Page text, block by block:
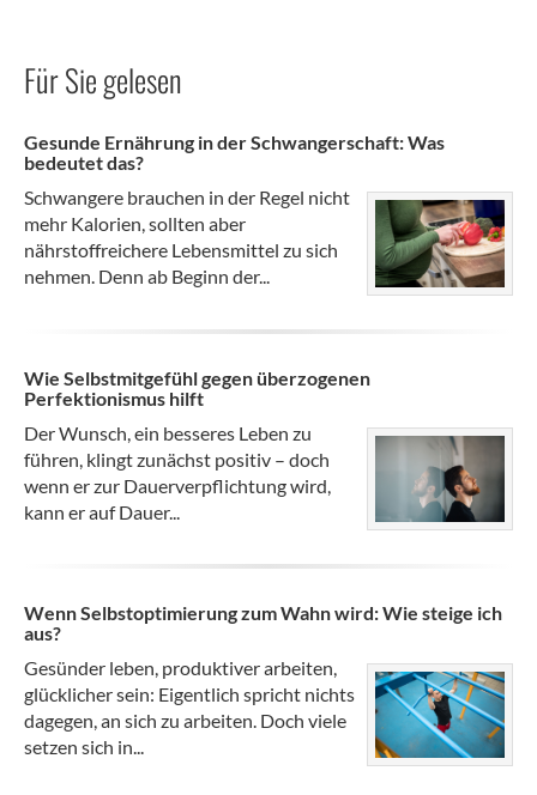
Für Sie gelesen
Gesunde Ernährung in der Schwangerschaft: Was
bedeutet das?
Schwangere brauchen in der Regel nicht
mehr Kalorien, sollten aber
nährstoffreichere Lebensmittel zu sich
nehmen. Denn ab Beginn der...
Wie Selbstmitgefühl gegen überzogenen
Perfektionismus hilft
Der Wunsch, ein besseres Leben zu
führen, klingt zunächst positiv – doch
wenn er zur Dauerverpflichtung wird,
kann er auf Dauer...
Wenn Selbstoptimierung zum Wahn wird: Wie steige ich
aus?
Gesünder leben, produktiver arbeiten,
glücklicher sein: Eigentlich spricht nichts
dagegen, an sich zu arbeiten. Doch viele
setzen sich in...